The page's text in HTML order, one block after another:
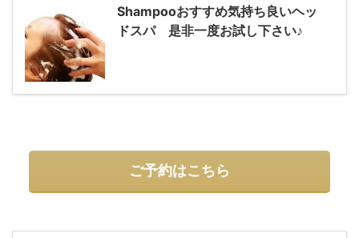
Shampooおすすめ気持ち良いヘッ
ドスパ 是非一度お試し下さい♪
ご予約はこちら